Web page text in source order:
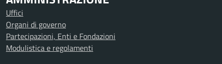
Uffici
Organi di governo
Partecipazioni, Enti e Fondazioni
Modulistica e regolamenti